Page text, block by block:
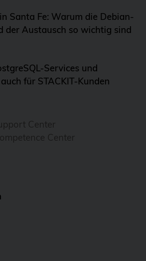
Santa Fe: Warum die Debian-
der Austausch so wichtig sind
Services und
für STACKIT-Kunden
Center
Center